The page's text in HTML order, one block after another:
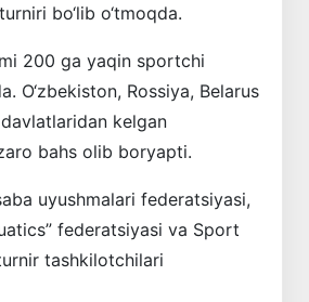
bo‘lib o‘tmoqda.
200 ga yaqin sportchi
O‘zbekiston, Rossiya, Belarus
kelgan
bahs olib boryapti.
uyushmalari federatsiyasi,
federatsiyasi va Sport
tashkilotchilari